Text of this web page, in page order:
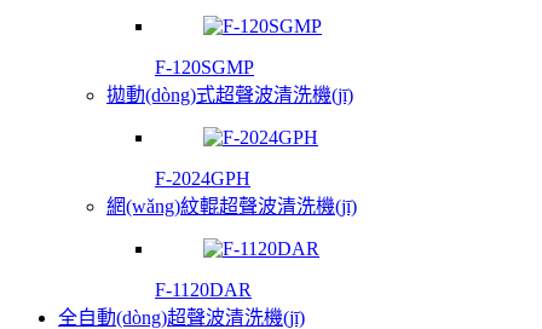
F-120SGMP
拋動(dòng)式超聲波清洗機(jī)
F-2024GPH
網(wǎng)紋輥超聲波清洗機(jī)
F-1120DAR
全自動(dòng)超聲波清洗機(jī)